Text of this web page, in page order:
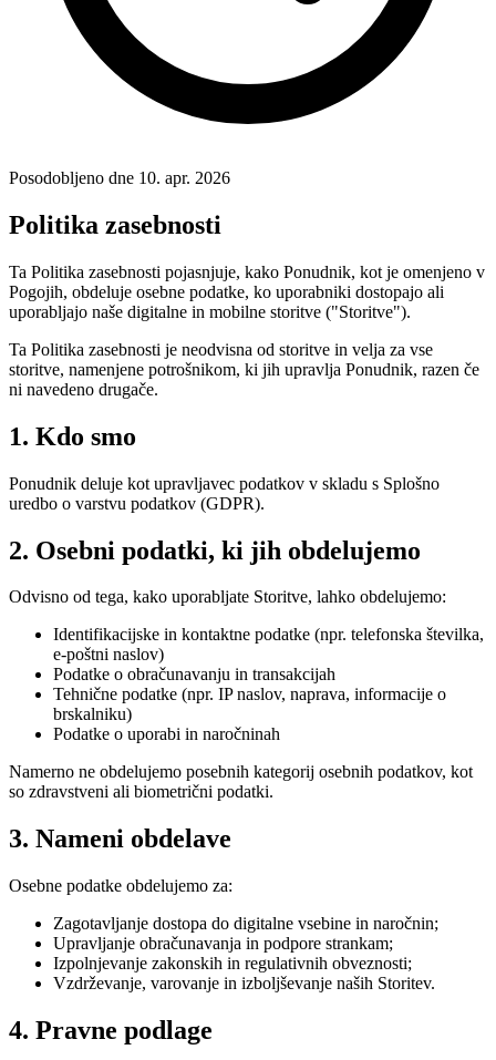
Posodobljeno dne 10. apr. 2026
Politika zasebnosti
Ta Politika zasebnosti pojasnjuje, kako Ponudnik, kot je omenjeno v
Pogojih, obdeluje osebne podatke, ko uporabniki dostopajo ali
uporabljajo naše digitalne in mobilne storitve ("Storitve").
Ta Politika zasebnosti je neodvisna od storitve in velja za vse
storitve, namenjene potrošnikom, ki jih upravlja Ponudnik, razen če
ni navedeno drugače.
1. Kdo smo
Ponudnik deluje kot upravljavec podatkov v skladu s Splošno
uredbo o varstvu podatkov (GDPR).
2. Osebni podatki, ki jih obdelujemo
Odvisno od tega, kako uporabljate Storitve, lahko obdelujemo:
Identifikacijske in kontaktne podatke (npr. telefonska številka,
e-poštni naslov)
Podatke o obračunavanju in transakcijah
Tehnične podatke (npr. IP naslov, naprava, informacije o
brskalniku)
Podatke o uporabi in naročninah
Namerno ne obdelujemo posebnih kategorij osebnih podatkov, kot
so zdravstveni ali biometrični podatki.
3. Nameni obdelave
Osebne podatke obdelujemo za:
Zagotavljanje dostopa do digitalne vsebine in naročnin;
Upravljanje obračunavanja in podpore strankam;
Izpolnjevanje zakonskih in regulativnih obveznosti;
Vzdrževanje, varovanje in izboljševanje naših Storitev.
4. Pravne podlage